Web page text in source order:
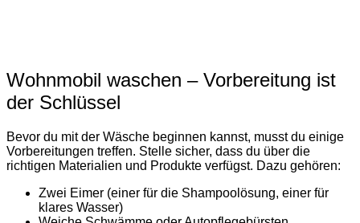
Wohnmobil waschen – Vorbereitung ist
der Schlüssel
Bevor du mit der Wäsche beginnen kannst, musst du einige
Vorbereitungen treffen. Stelle sicher, dass du über die
richtigen Materialien und Produkte verfügst. Dazu gehören:
Zwei Eimer (einer für die Shampoolösung, einer für
klares Wasser)